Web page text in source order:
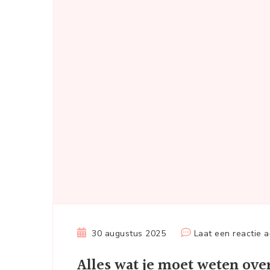
30 augustus 2025 Laat een reactie